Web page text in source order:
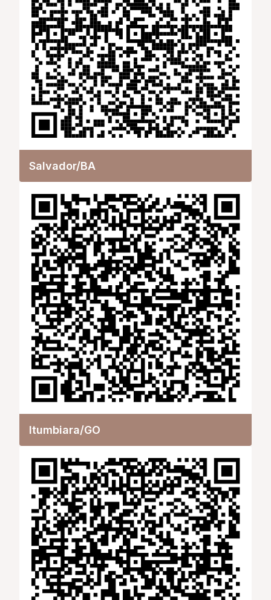
Salvador/BA
Itumbiara/GO